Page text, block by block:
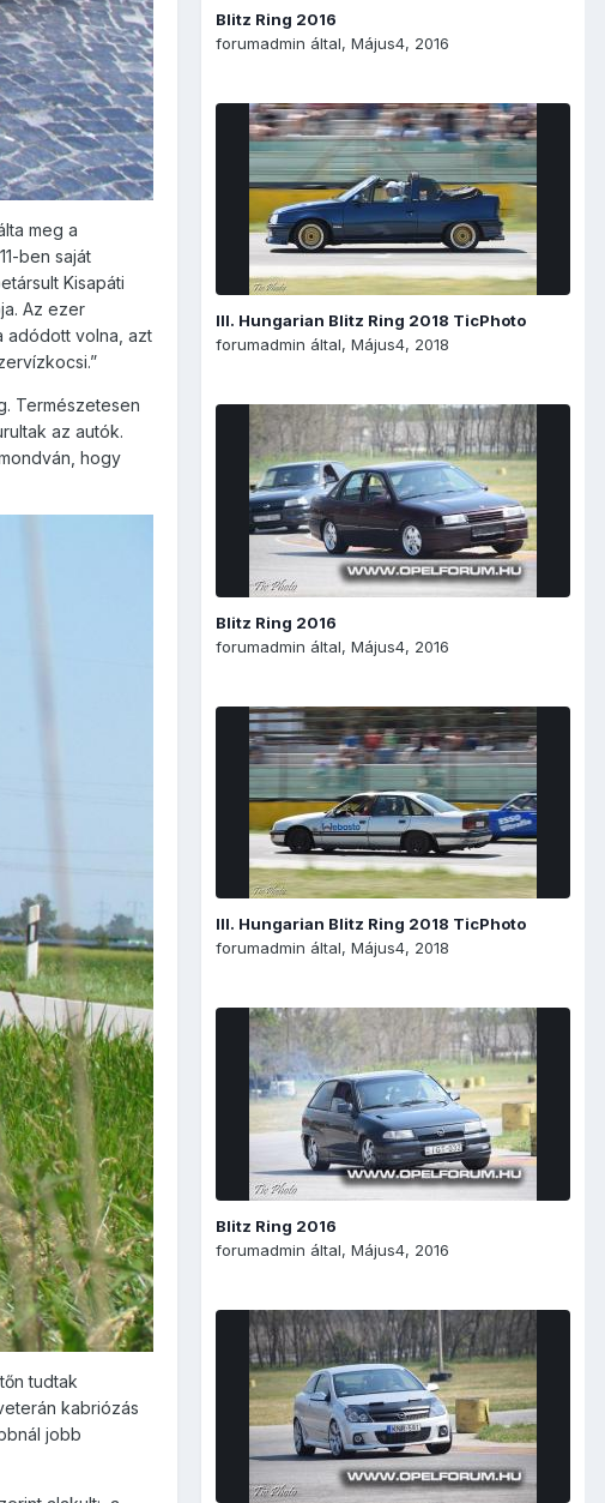
meg a
ben saját
Kisapáti
Az ezer
adódott volna, azt
Természetesen
az autók.
hogy
tudtak
kabriózás
jobb
Blitz Ring 2016
forumadmin által, Május4, 2016
III. Hungarian Blitz Ring 2018 TicPhoto
forumadmin által, Május4, 2018
Blitz Ring 2016
forumadmin által, Május4, 2016
III. Hungarian Blitz Ring 2018 TicPhoto
forumadmin által, Május4, 2018
Blitz Ring 2016
forumadmin által, Május4, 2016